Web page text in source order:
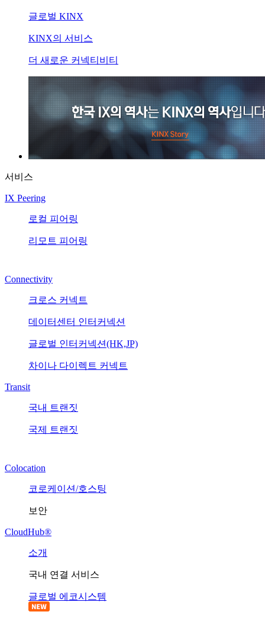
글로벌 KINX
KINX의 서비스
더 새로운 커넥티비티
서비스
IX Peering
로컬 피어링
리모트 피어링
Connectivity
크로스 커넥트
데이터센터 인터커넥션
글로벌 인터커넥션(HK,JP)
차이나 다이렉트 커넥트
Transit
국내 트랜짓
국제 트랜짓
Colocation
코로케이션/호스팅
보안
CloudHub®
소개
국내 연결 서비스
글로벌 에코시스템